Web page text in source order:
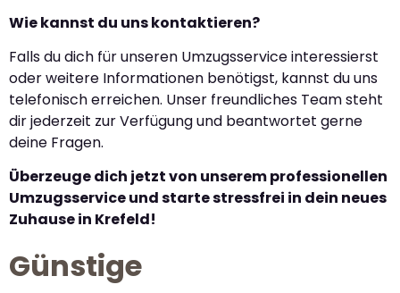
Wie kannst du uns kontaktieren?
Falls du dich für unseren Umzugsservice interessierst
oder weitere Informationen benötigst, kannst du uns
telefonisch erreichen. Unser freundliches Team steht
dir jederzeit zur Verfügung und beantwortet gerne
deine Fragen.
Überzeuge dich jetzt von unserem professionellen
Umzugsservice und starte stressfrei in dein neues
Zuhause in Krefeld!
Günstige